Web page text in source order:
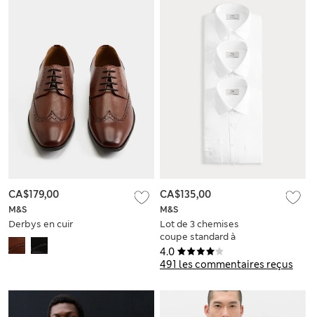
M&S
Derbys en cuir
CA$179,00
4.0
491 les commentaires reçus
M&S
Lot de 3 chemises
coupe standard à
manches longues,
repassage facile
CA$135,00